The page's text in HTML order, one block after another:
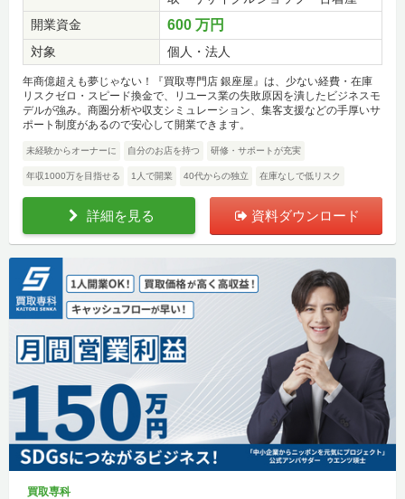
開業資金
600 万円
対象 個人・法人
年商億超えも夢じゃない！『買取専門店 銀座屋』は、少ない経費・在庫
リスクゼロ・スピード換金で、リユース業の失敗原因を潰したビジネスモ
デルが強み。商圏分析や収支シミュレーション、集客支援などの手厚いサ
ポート制度があるので安心して開業できます。
未経験からオーナーに 自分のお店を持つ 研修・サポートが充実
年収1000万を目指せる 1人で開業 40代からの独立 在庫なしで低リスク
詳細を見る 資料ダウンロード
買取専科